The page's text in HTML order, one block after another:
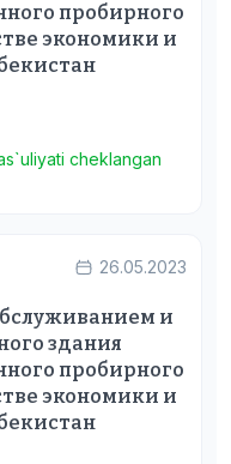
пробирного
экономики и
cheklangan
26.05.2023
и
здания
пробирного
экономики и